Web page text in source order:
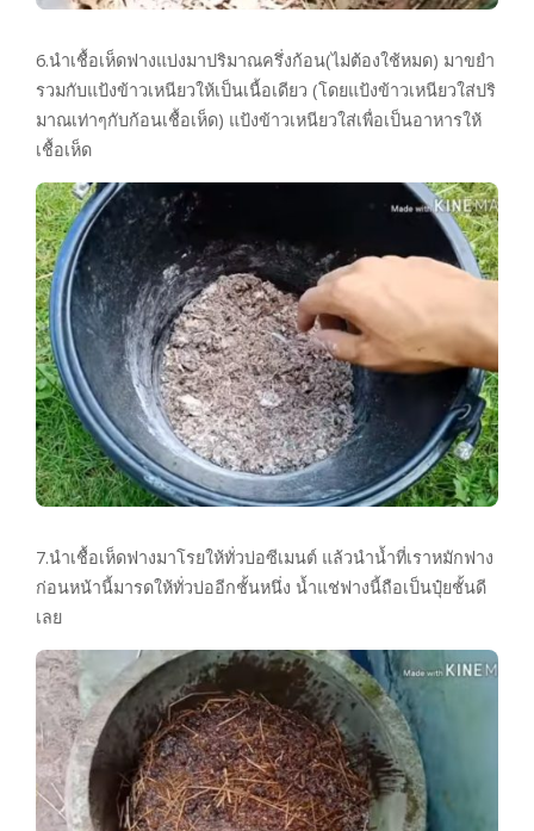
6.นำเชื้อเห็ดฟางแบ่งมาปริมาณครึ่งก้อน(ไม่ต้องใช้หมด) มาขยำ
รวมกับแป้งข้าวเหนียวให้เป็นเนื้อเดียว (โดยแป้งข้าวเหนียวใส่ปริ
มาณเท่าๆกับก้อนเชื้อเห็ด) แป้งข้าวเหนียวใส่เพื่อเป็นอาหารให้
เชื้อเห็ด
7.นำเชื้อเห็ดฟางมาโรยให้ทั่วบ่อซีเมนต์ แล้วนำน้ำที่เราหมักฟาง
ก่อนหน้านี้มารดให้ทั่วบ่ออีกชั้นหนึ่ง น้ำแช่ฟางนี้ถือเป็นปุ๋ยชั้นดี
เลย